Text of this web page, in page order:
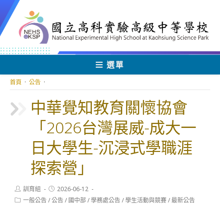
轉
至
要
容
選單
中華覺知教育關懷協會
「2026台灣展威-成大一
日大學生-沉浸式學職涯
探索營」
首頁 · 公告 ·
Post
author:
訓育組
Post
published:
2026-06-12
Post一般公告/公告/ 國中部/學務處公告/學生活動與競賽/最新公告